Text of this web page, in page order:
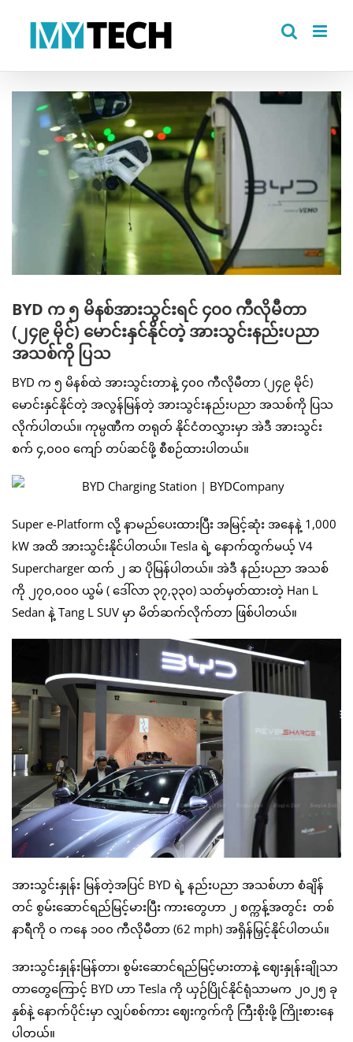
Larger
Image
BYD က ၅ မိနစ်အားသွင်းရင် ၄၀၀ ကီလိုမီတာ
(၂၄၉ မိုင်) မောင်းနှင်နိုင်တဲ့ အားသွင်းနည်းပညာ
အသစ်ကို ပြသ
BYD က ၅ မိနစ်ထဲ အားသွင်းတာနဲ့ ၄၀၀ ကီလိုမီတာ (၂၄၉ မိုင်)
မောင်းနှင်နိုင်တဲ့ အလွန်မြန်တဲ့ အားသွင်းနည်းပညာ အသစ်ကို ပြသ
လိုက်ပါတယ်။ ကုမ္ပဏီက တရုတ် နိုင်ငံတလွှားမှာ အဲဒီ အားသွင်း
စက် ၄,၀၀၀ ကျော် တပ်ဆင်ဖို့ စီစဉ်ထားပါတယ်။
Super e-Platform လို့ နာမည်ပေးထားပြီး အမြင့်ဆုံး အနေနဲ့ 1,000
kW အထိ အားသွင်းနိုင်ပါတယ်။ Tesla ရဲ့ နောက်ထွက်မယ့် V4
Supercharger ထက် ၂ ဆ ပိုမြန်ပါတယ်။ အဲဒီ နည်းပညာ အသစ်
ကို ၂၇၀,၀၀၀ ယွမ် ( ဒေါ်လာ ၃၇,၃၃၀) သတ်မှတ်ထားတဲ့ Han L
Sedan နဲ့ Tang L SUV မှာ မိတ်ဆက်လိုက်တာ ဖြစ်ပါတယ်။
အားသွင်းနှုန်း မြန်တဲ့အပြင် BYD ရဲ့ နည်းပညာ အသစ်ဟာ စံချိန်
တင် စွမ်းဆောင်ရည်မြင့်မားပြီး ကားတွေဟာ ၂ စက္ကန့်အတွင်း တစ်
နာရီကို ၀ ကနေ ၁၀၀ ကီလိုမီတာ (62 mph) အရှိန်မြှင့်နိုင်ပါတယ်။
အားသွင်းနှုန်းမြန်တာ၊ စွမ်းဆောင်ရည်မြင့်မားတာနဲ့ ဈေးနှုန်းချိုသာ
တာတွေကြောင့် BYD ဟာ Tesla ကို ယှဉ်ပြိုင်နိုင်ရုံသာမက ၂၀၂၅ ခု
နှစ်နဲ့ နောက်ပိုင်းမှာ လျှပ်စစ်ကား ဈေးကွက်ကို ကြီးစိုးဖို့ ကြိုးစားနေ
ပါတယ်။